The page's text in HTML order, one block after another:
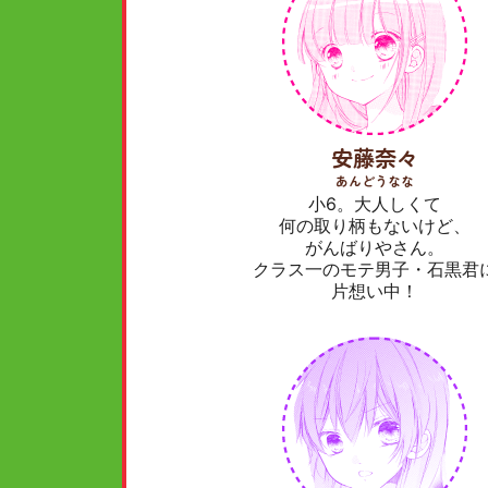
安藤奈々
あんどうなな
小6。大人しくて
何の取り柄もないけど、
がんばりやさん。
クラス一のモテ男子・石黒君
片想い中！